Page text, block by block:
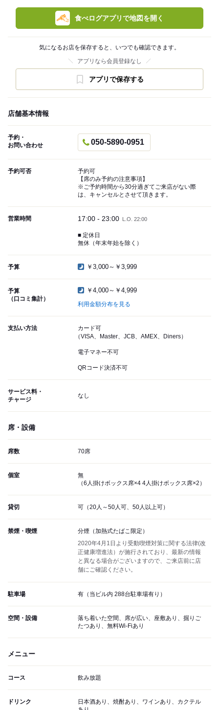
食べログアプリで地図を開く
気になるお店を保存すると、いつでも確認できます。
アプリなら会員登録なし
アプリで保存する
店舗基本情報
予約・
お問い合わせ
050-5890-0951
予約可否
予約可
【席のみ予約の注意事項】
※ご予約時間から30分過ぎてご来店がない際
は、キャンセルとさせて頂きます。
営業時間 17:00 - 23:00 L.O. 22:00
■ 定休日
無休（年末年始を除く）
予算 ￥3,000～￥3,999
予算
（口コミ集計）
￥4,000～￥4,999
利用金額分布を見る
支払い方法
カード可
（VISA、Master、JCB、AMEX、Diners）
電子マネー不可
QRコード決済不可
サービス料・
チャージ
なし
席・設備
席数 70席
個室
無
（6人掛けボックス席×4 4人掛けボックス席×2）
貸切 可（20人～50人可、50人以上可）
禁煙・喫煙
分煙（加熱式たばこ限定）
2020年4月1日より受動喫煙対策に関する法律(改
正健康増進法）が施行されており、最新の情報
と異なる場合がございますので、ご来店前に店
舗にご確認ください。
駐車場 有（当ビル内 288台駐車場有り）
空間・設備
落ち着いた空間、席が広い、座敷あり、掘りご
たつあり、無料Wi-Fiあり
メニュー
コース 飲み放題
ドリンク
日本酒あり、焼酎あり、ワインあり、カクテル